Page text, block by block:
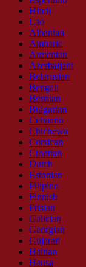
Hindi
Lao
Albanian
Amharic
Armenian
Azerbaijani
Belarusian
Bengali
Bosnian
Bulgarian
Cebuano
Chichewa
Corsican
Croatian
Dutch
Estonian
Filipino
Finnish
Frisian
Galician
Georgian
Gujarati
Haitian
Hausa